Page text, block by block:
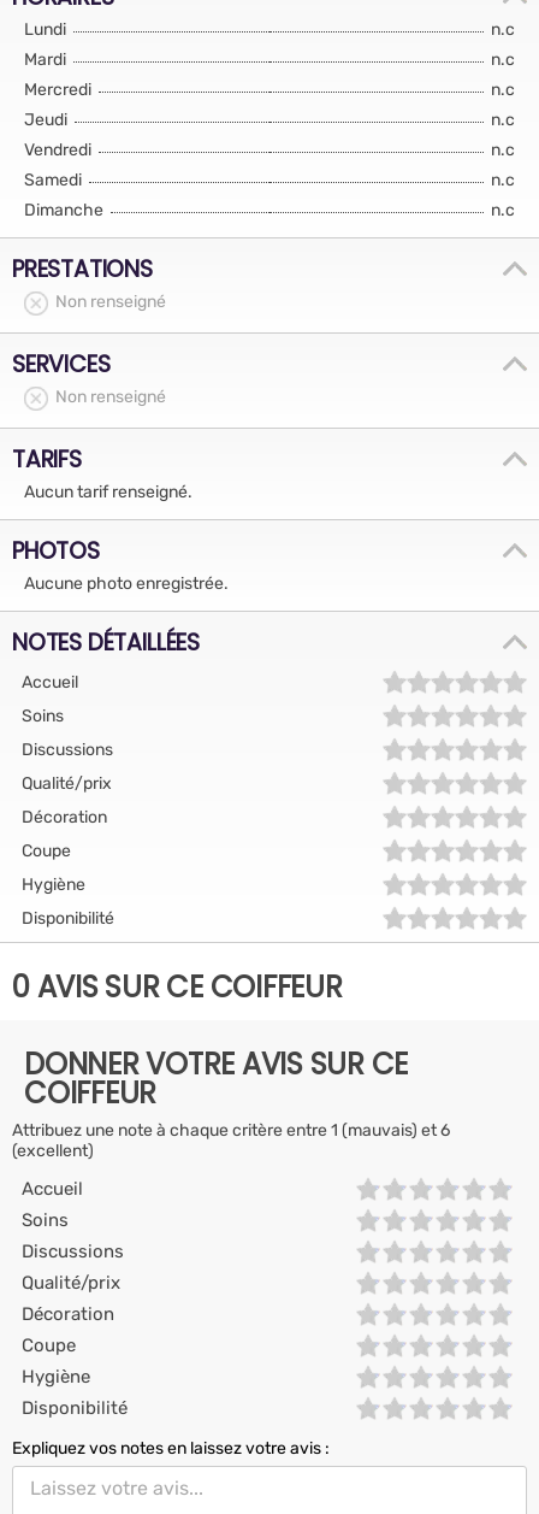
Lundi
n.c
Mardi
n.c
Mercredi
n.c
Jeudi
n.c
Vendredi
n.c
Samedi
n.c
Dimanche
n.c
PRESTATIONS
Non renseigné
SERVICES
Non renseigné
TARIFS
Aucun tarif renseigné.
PHOTOS
Aucune photo enregistrée.
NOTES DÉTAILLÉES
Accueil
Soins
Discussions
Qualité/prix
Décoration
Coupe
Hygiène
Disponibilité
0 AVIS SUR CE COIFFEUR
DONNER VOTRE AVIS SUR CE
COIFFEUR
Attribuez une note à chaque critère entre 1 (mauvais) et 6
(excellent)
Accueil
Soins
Discussions
Qualité/prix
Décoration
Coupe
Hygiène
Disponibilité
Expliquez vos notes en laissez votre avis :